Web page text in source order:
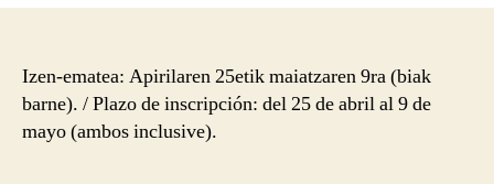
Izen-ematea: Apirilaren 25etik maiatzaren 9ra (biak
barne). / Plazo de inscripción: del 25 de abril al 9 de
mayo (ambos inclusive).